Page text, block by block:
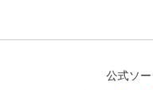
公式ソ